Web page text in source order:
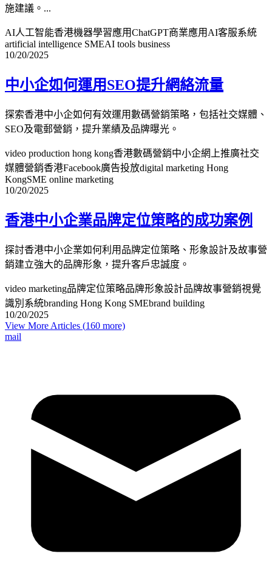
施建議。...
AI人工智能香港機器學習應用ChatGPT商業應用 AI客服系統
artificial intelligence SMEAI tools business
10/20/2025
中小企如何運用SEO提升網絡流量
探索香港中小企如何有效運用數碼營銷策略，包括社交媒體、
SEO及電郵營銷，提升業績及品牌曝光。
video production hong kong香港數碼營銷中小企網上推廣社交
媒體營銷香港Facebook廣告投放digital marketing Hong
KongSME online marketing
10/20/2025
香港中小企業品牌定位策略的成功案例
探討香港中小企業如何利用品牌定位策略、形象設計及故事營
銷建立強大的品牌形象，提升客戶忠誠度。
video marketing品牌定位策略品牌形象設計品牌故事營銷視覺
識別系統branding Hong Kong SMEbrand building
10/20/2025
View More Articles (160 more)
mail